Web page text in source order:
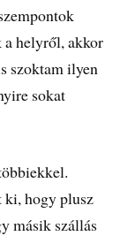
a helyről, akkor
szoktam ilyen
sokat
hogy plusz
másik szállás